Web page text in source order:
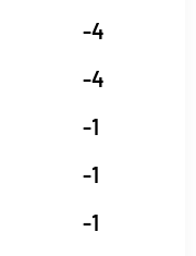
-4
-4
-1
-1
-1